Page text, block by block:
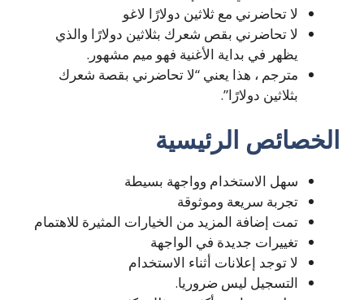
لا تحاضرني مع ثلاثين دولارًا لاغو
لا تحاضرني بقص شعرك بثلاثين دولارًا والذي
يظهر في بداية الأغنية فهو ميم مشهور.
مترجم ، هذا يعني “لا تحاضرني بقصة شعرك
بثلاثين دولارًا”.
الخصائص الرئيسية
سهل الاستخدام وواجهة بسيطة
تجربة سريعة وموثوقة
تمت إضافة المزيد من الخيارات المثيرة للاهتمام
تغييرات جديدة في الواجهة
لا توجد إعلانات أثناء الاستخدام
التسجيل ليس ضروريا.